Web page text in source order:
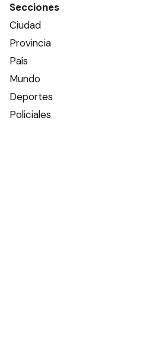
Secciones
Ciudad
Provincia
País
Mundo
Deportes
Policiales